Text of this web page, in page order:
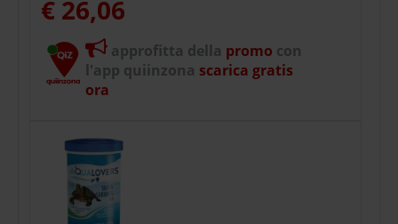
€ 26,06
approfitta della promo con
l'app quiinzona scarica gratis
ora